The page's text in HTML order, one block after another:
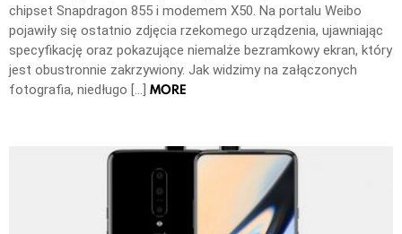
chipset Snapdragon 855 i modemem X50. Na portalu Weibo
pojawiły się ostatnio zdjęcia rzekomego urządzenia, ujawniając
specyfikację oraz pokazujące niemalże bezramkowy ekran, który
jest obustronnie zakrzywiony. Jak widzimy na załączonych
fotografia, niedługo […] MORE